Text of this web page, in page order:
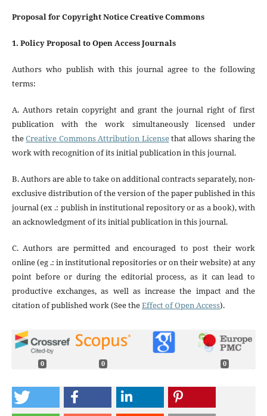
Proposal for Copyright Notice Creative Commons
1. Policy Proposal to Open Access Journals
Authors who publish with this journal agree to the following
terms:
A. Authors retain copyright and grant the journal right of first
publication with the work simultaneously licensed under
theCreative Commons Attribution Licensethat allows sharing the
work with recognition of its initial publication in this journal.
B. Authors are able to take on additional contracts separately, non-
exclusive distribution of the version of the paper published in this
journal (ex .: publish in institutional repository or as a book), with
an acknowledgment of its initial publication in this journal.
C. Authors are permitted and encouraged to post their work
online (eg .: in institutional repositories or on their website) at any
point before or during the editorial process, as it can lead to
productive exchanges, as well as increase the impact and the
citation of published work (See theEffect of Open Access).
0 0 0